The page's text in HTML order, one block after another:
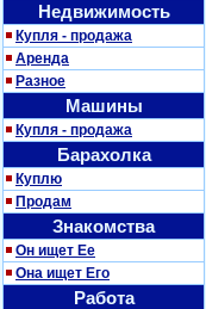
Недвижимость
Купля - продажа
Аренда
Разное
Машины
Купля - продажа
Барахолка
Куплю
Продам
Знакомства
Он ищет Ее
Она ищет Его
Работа